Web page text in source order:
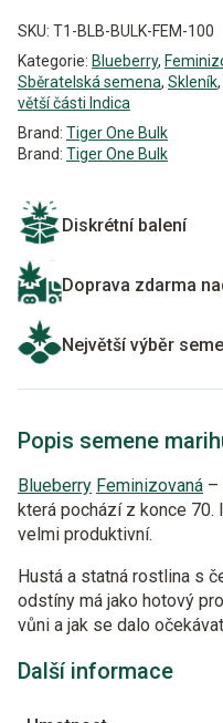
množství
SKU: T1-BLB-BULK-FEM-100
Kategorie: Blueberry,
Sběratelská semena, Skleník,
větší části Indica
Brand: Tiger One Bulk
Brand: Tiger One Bulk
Diskrétní balení
Doprava zdarma
Největší výběr
Popis semene
Blueberry Feminizovaná –
která pochází z konce 70.
velmi produktivní.
Hustá a statná rostlina s
odstíny má jako hotový
vůni a jak se dalo
Další informace